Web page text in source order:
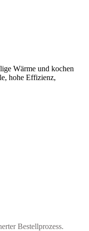
Wärme und kochen
hohe Effizienz,
Bestellprozess.